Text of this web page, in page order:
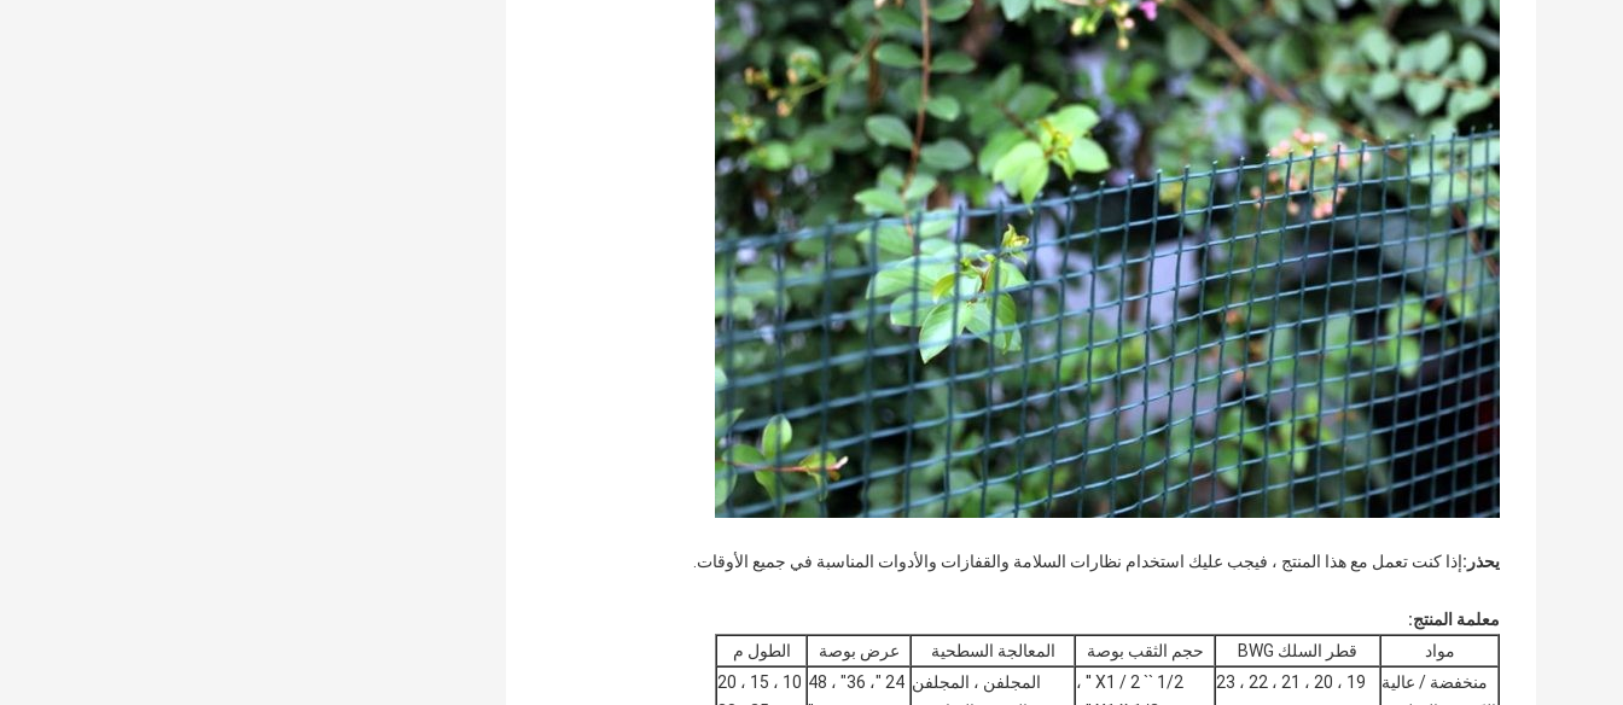
يحذر:إذا كنت تعمل مع هذا المنتج ، فيجب عليك استخدام نظارات السلامة والقفازات والأدوات المناسبة في جميع الأوقات.
معلمة المنتج:
مواد
قطر السلك BWG حجم الثقب بوصة المعالجة السطحية عرض بوصة
الطول م
منخفضة / عالية
19 ، 20 ، 21 ، 22 ، 23
1/2 `` X1 / 2 '' ،
المجلفن ، المجلفن
24 "، 36" ، 48
10 ، 15 ، 20